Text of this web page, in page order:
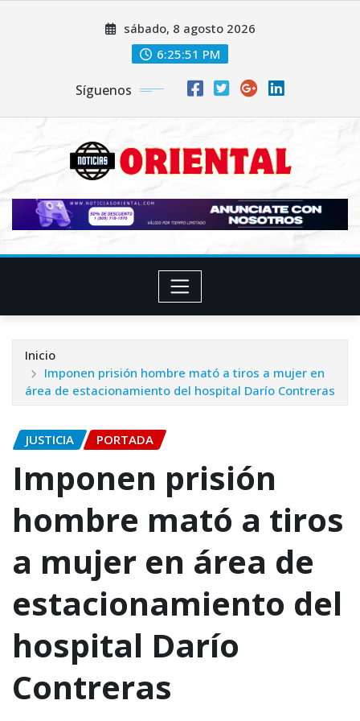
sábado, 8 agosto 2026
6:25:52 PM
Síguenos
Inicio
Imponen prisión hombre mató a tiros a mujer en
área de estacionamiento del hospital Darío Contreras
JUSTICIA PORTADA
Imponen prisión
hombre mató a tiros
a mujer en área de
estacionamiento del
hospital Darío
Contreras